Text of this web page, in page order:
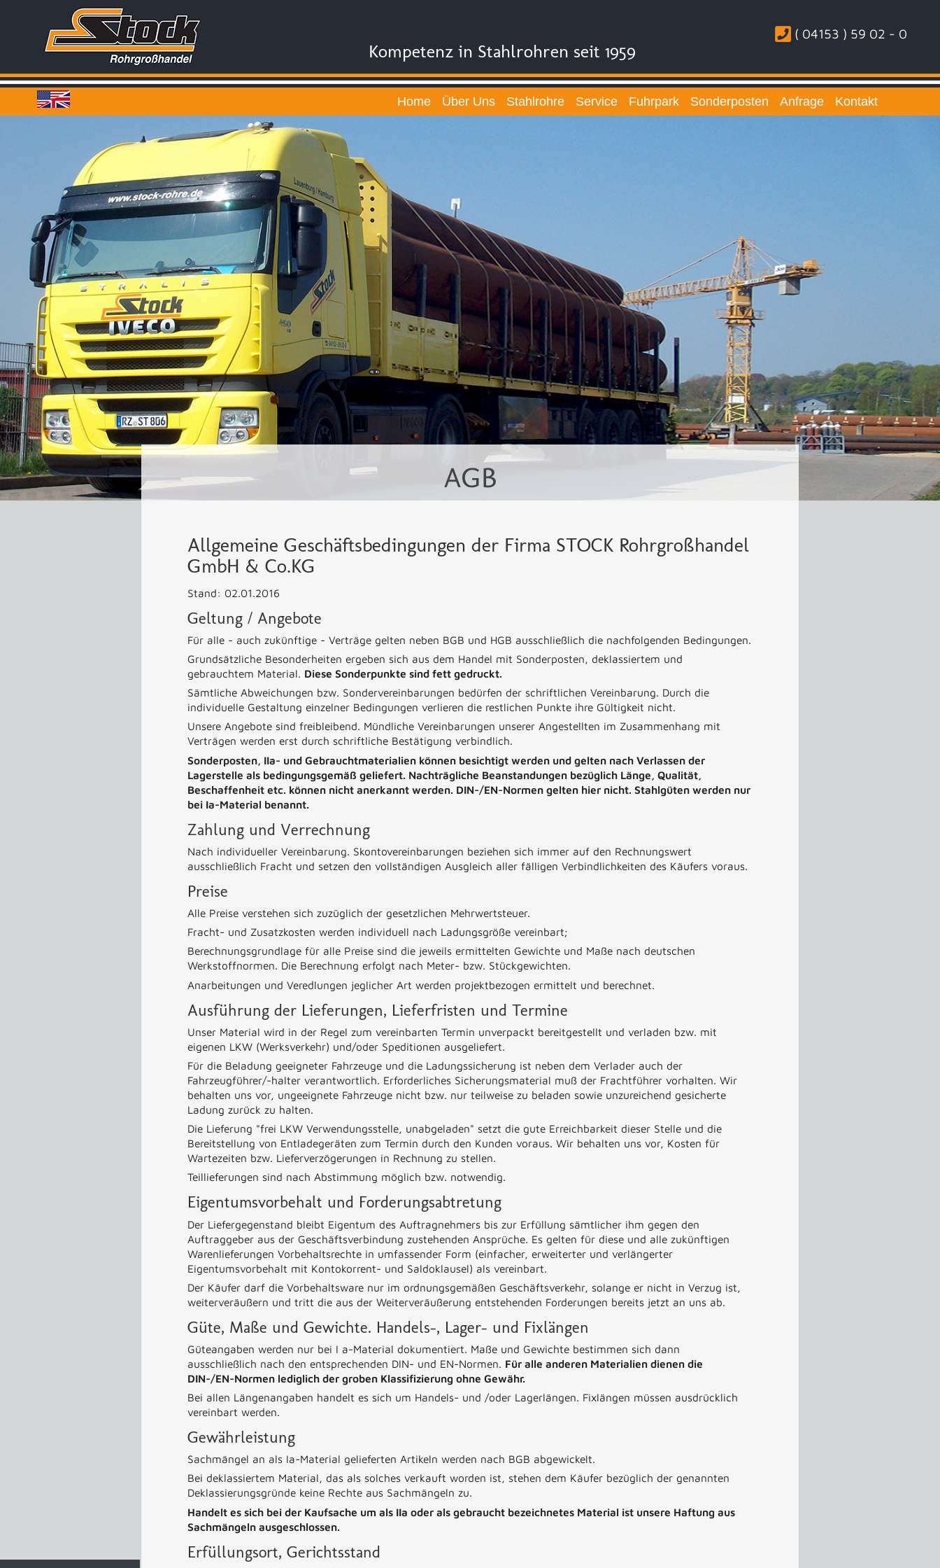
Kompetenz in Stahlrohren seit 1959
( 04153 ) 59 02 - 0
Home Über Uns Stahlrohre Service Fuhrpark Sonderposten Anfrage Kontakt
AGB
Allgemeine Geschäftsbedingungen der Firma STOCK Rohrgroßhandel
GmbH & Co.KG
Stand: 02.01.2016
Geltung / Angebote
Für alle - auch zukünftige - Verträge gelten neben BGB und HGB ausschließlich die nachfolgenden Bedingungen.
Grundsätzliche Besonderheiten ergeben sich aus dem Handel mit Sonderposten, deklassiertem und
gebrauchtem Material. Diese Sonderpunkte sind fett gedruckt.
Sämtliche Abweichungen bzw. Sondervereinbarungen bedürfen der schriftlichen Vereinbarung. Durch die
individuelle Gestaltung einzelner Bedingungen verlieren die restlichen Punkte ihre Gültigkeit nicht.
Unsere Angebote sind freibleibend. Mündliche Vereinbarungen unserer Angestellten im Zusammenhang mit
Verträgen werden erst durch schriftliche Bestätigung verbindlich.
Sonderposten, IIa- und Gebrauchtmaterialien können besichtigt werden und gelten nach Verlassen der
Lagerstelle als bedingungsgemäß geliefert. Nachträgliche Beanstandungen bezüglich Länge, Qualität,
Beschaffenheit etc. können nicht anerkannt werden. DIN-/EN-Normen gelten hier nicht. Stahlgüten werden nur
bei Ia-Material benannt.
Zahlung und Verrechnung
Nach individueller Vereinbarung. Skontovereinbarungen beziehen sich immer auf den Rechnungswert
ausschließlich Fracht und setzen den vollständigen Ausgleich aller fälligen Verbindlichkeiten des Käufers voraus.
Preise
Alle Preise verstehen sich zuzüglich der gesetzlichen Mehrwertsteuer.
Fracht- und Zusatzkosten werden individuell nach Ladungsgröße vereinbart;
Berechnungsgrundlage für alle Preise sind die jeweils ermittelten Gewichte und Maße nach deutschen
Werkstoffnormen. Die Berechnung erfolgt nach Meter- bzw. Stückgewichten.
Anarbeitungen und Veredlungen jeglicher Art werden projektbezogen ermittelt und berechnet.
Ausführung der Lieferungen, Lieferfristen und Termine
Unser Material wird in der Regel zum vereinbarten Termin unverpackt bereitgestellt und verladen bzw. mit
eigenen LKW (Werksverkehr) und/oder Speditionen ausgeliefert.
Für die Beladung geeigneter Fahrzeuge und die Ladungssicherung ist neben dem Verlader auch der
Fahrzeugführer/-halter verantwortlich. Erforderliches Sicherungsmaterial muß der Frachtführer vorhalten. Wir
behalten uns vor, ungeeignete Fahrzeuge nicht bzw. nur teilweise zu beladen sowie unzureichend gesicherte
Ladung zurück zu halten.
Die Lieferung "frei LKW Verwendungsstelle, unabgeladen" setzt die gute Erreichbarkeit dieser Stelle und die
Bereitstellung von Entladegeräten zum Termin durch den Kunden voraus. Wir behalten uns vor, Kosten für
Wartezeiten bzw. Lieferverzögerungen in Rechnung zu stellen.
Teillieferungen sind nach Abstimmung möglich bzw. notwendig.
Eigentumsvorbehalt und Forderungsabtretung
Der Liefergegenstand bleibt Eigentum des Auftragnehmers bis zur Erfüllung sämtlicher ihm gegen den
Auftraggeber aus der Geschäftsverbindung zustehenden Ansprüche. Es gelten für diese und alle zukünftigen
Warenlieferungen Vorbehaltsrechte in umfassender Form (einfacher, erweiterter und verlängerter
Eigentumsvorbehalt mit Kontokorrent- und Saldoklausel) als vereinbart.
Der Käufer darf die Vorbehaltsware nur im ordnungsgemäßen Geschäftsverkehr, solange er nicht in Verzug ist,
weiterveräußern und tritt die aus der Weiterveräußerung entstehenden Forderungen bereits jetzt an uns ab.
Güte, Maße und Gewichte. Handels-, Lager- und Fixlängen
Güteangaben werden nur bei I a-Material dokumentiert. Maße und Gewichte bestimmen sich dann
ausschließlich nach den entsprechenden DIN- und EN-Normen. Für alle anderen Materialien dienen die
DIN-/EN-Normen lediglich der groben Klassifizierung ohne Gewähr.
Bei allen Längenangaben handelt es sich um Handels- und /oder Lagerlängen. Fixlängen müssen ausdrücklich
vereinbart werden.
Gewährleistung
Sachmängel an als Ia-Material gelieferten Artikeln werden nach BGB abgewickelt.
Bei deklassiertem Material, das als solches verkauft worden ist, stehen dem Käufer bezüglich der genannten
Deklassierungsgründe keine Rechte aus Sachmängeln zu.
Handelt es sich bei der Kaufsache um als IIa oder als gebraucht bezeichnetes Material ist unsere Haftung aus
Sachmängeln ausgeschlossen.
Erfüllungsort, Gerichtsstand